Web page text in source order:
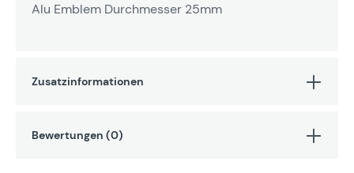
Alu Emblem Durchmesser 25mm
Zusatzinformationen
Bewertungen (0)